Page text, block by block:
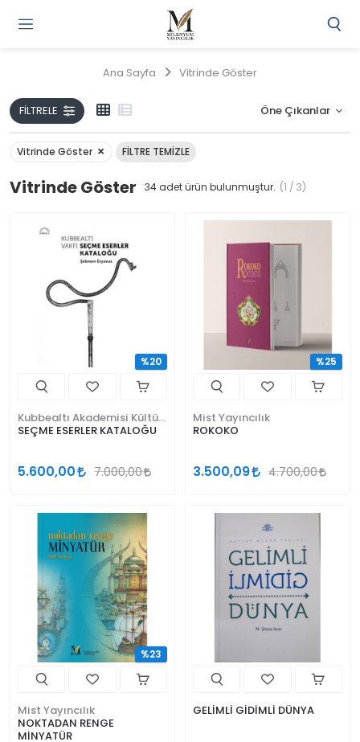
Ana Sayfa Vitrinde Göster
FILTRELE
Vitrinde Göster FILTRE TEMIZLE
Vitrinde Göster 34 adet ürün bulunmuştur. (1 / 3)
SEÇME ESERLER KATALOĞU
5.600,00 7.000,00
%20
Mist Yayıncılık
ROKOKO
3.500,09 4.700,00
%25
Mist Yayıncılık
NOKTADAN RENGE
MİNYATÜR
%23
GELİMLİ GİDİMLİ DÜNYA